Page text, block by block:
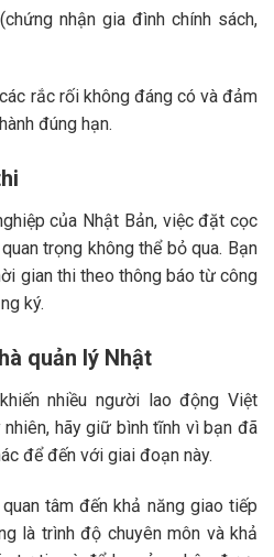
nhận gia đình chính sách,
rắc rối không đáng có và đảm
đúng hạn.
của Nhật Bản, việc đặt cọc
trọng không thể bỏ qua. Bạn
gian thi theo thông báo từ công
ký.
quản lý Nhật
nhiều người lao động Việt
hãy giữ bình tĩnh vì bạn đã
để đến với giai đoạn này.
tâm đến khả năng giao tiếp
là trình độ chuyên môn và khả